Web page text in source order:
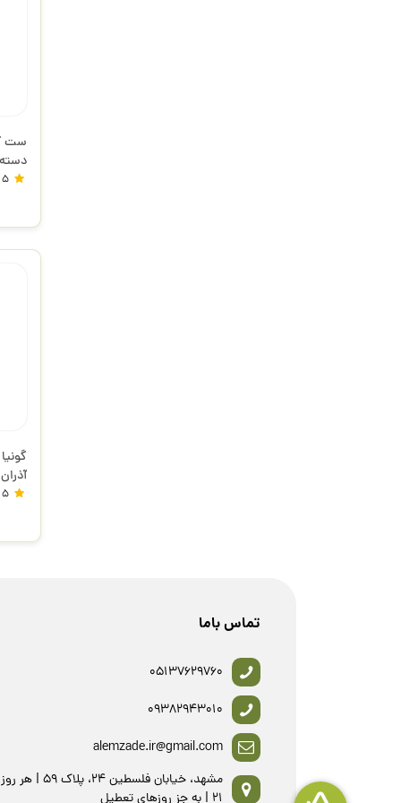
ست
دسته
تماس باما
05137629760
09382943010
alemzade.ir@gmail.com
21 | به جز روزهای تعطیل